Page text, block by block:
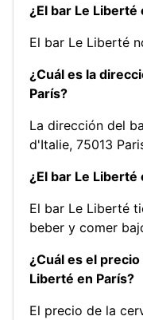
¿El bar Le
El bar Le Liberté
¿Cuál es la
París?
La dirección del
d'Italie, 75013
¿El bar Le
El bar Le Liberté
beber y comer
¿Cuál es el
Liberté en París?
El precio de la